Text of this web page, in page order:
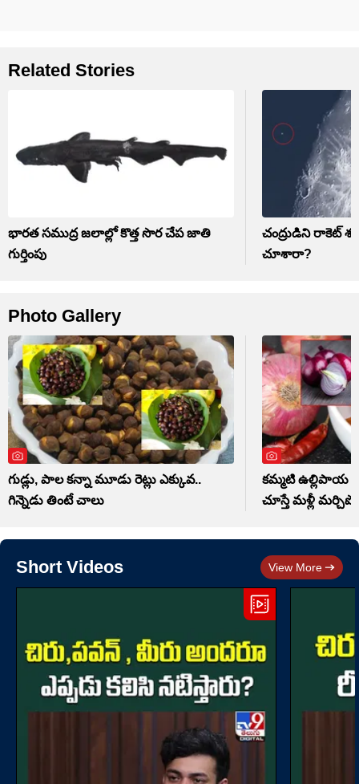
Related Stories
భారత సముద్ర జలాల్లో కొత్త సొర చేప జాతి
గుర్తింపు
చంద్రుడిని రాకెట్
చూశారా?
Photo Gallery
గుడ్లు, పాల కన్నా మూడు రెట్లు ఎక్కువ..
గిన్నెడు తింటే చాలు
కమ్మటి ఉల్లిపాయ
చూస్తే మళ్లీ
Short Videos View More